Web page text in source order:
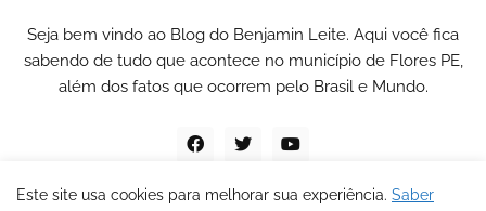
Seja bem vindo ao Blog do Benjamin Leite. Aqui você fica
sabendo de tudo que acontece no município de Flores PE,
além dos fatos que ocorrem pelo Brasil e Mundo.
Este site usa cookies para melhorar sua experiência. Saber